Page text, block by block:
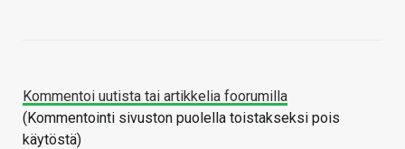
Kommentoi uutista tai artikkelia foorumilla
(Kommentointi sivuston puolella toistakseksi pois
käytöstä)